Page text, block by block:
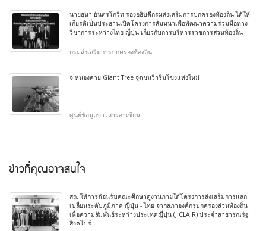
นายธนา ยันตรโกวิท รองอธิบดีกรมส่งเสริมการปกครองท้องถิ่น ได้ให้
เกียรติเป็นประธานเปิดโครงการสัมมนาเพื่อพัฒนาความร่วมมือทาง
วิชาการระหว่างไทย-ญี่ปุ่น เกี่ยวกับการบริหารราชการส่วนท้องถิ่น
กรมส่งเสริมการปกครองท้องถิ่น
จ.หนองคาย Giant Tree จุดชมวิวริมโขงแห่งใหม่
ศูนย์ข้อมูลข่าวสารอาเซียน
ข่าวที่คุณอาจสนใจ
สถ. ให้การต้อนรับคณะศึกษาดูงานภายใต้โครงการส่งเสริมการแลก
เปลี่ยนระดับภูมิภาค ญี่ปุ่น - ไทย จากสภาองค์กรปกครองส่วนท้องถิ่น
เพื่อความสัมพันธ์ระหว่างประเทศญี่ปุ่น (J.CLAIR) ประจำสาธารณรัฐ
สิงคโปร์